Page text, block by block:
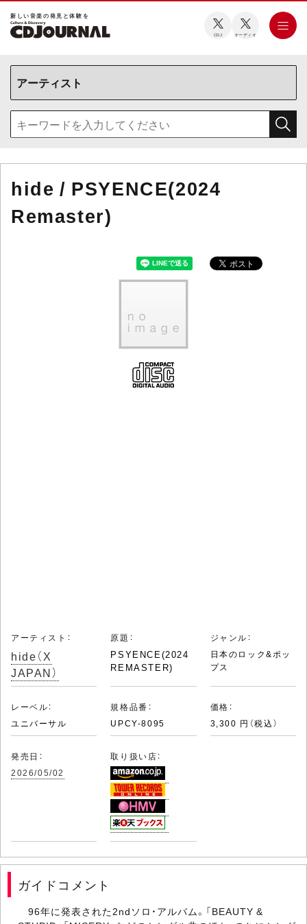
新しい⾳楽の発⾒と体験を
CDJ オーディオ
hide / PSYENCE(2024
Remaster)
アーティスト：
hide（X
JAPAN）
原題：
PSYENCE(2024
REMASTER)
ジャンル：
日本のロック&ポッ
プス
レーベル：
ユニバーサル
規格品番：
UPCY-8095
価格：
3,300 円（税込）
発売日：
2026/05/02
取り扱い店：
ガイドコメント
96年に発表された2ndソロ・アルバム。「BEAUTY &